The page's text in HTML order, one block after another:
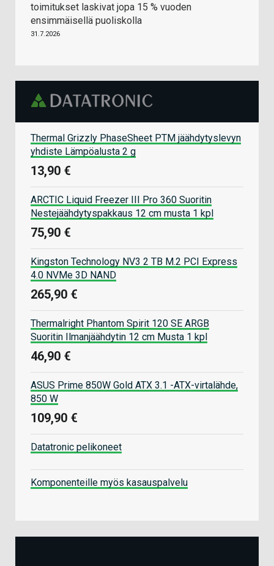
toimitukset laskivat jopa 15 % vuoden
ensimmäisellä puoliskolla
31.7.2026
Thermal Grizzly PhaseSheet PTM jäähdytyslevyn
yhdiste Lämpöalusta 2 g
13,90 €
ARCTIC Liquid Freezer III Pro 360 Suoritin
Nestejäähdytyspakkaus 12 cm musta 1 kpl
75,90 €
Kingston Technology NV3 2 TB M.2 PCI Express
4.0 NVMe 3D NAND
265,90 €
Thermalright Phantom Spirit 120 SE ARGB
Suoritin Ilmanjäähdytin 12 cm Musta 1 kpl
46,90 €
ASUS Prime 850W Gold ATX 3.1 -ATX-virtalähde,
850 W
109,90 €
Datatronic pelikoneet
Komponenteille myös kasauspalvelu